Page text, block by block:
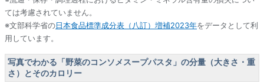
ては考慮されていません。
※文部科学省の日本食品標準成分表（八訂）増補2023年をデータとして利
用しています。
写真でわかる「野菜のコンソメスープパスタ」の分量（大きさ・重
さ）とそのカロリー